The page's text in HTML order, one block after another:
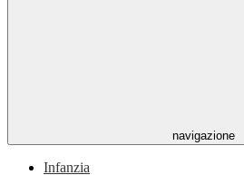
navigazione
Infanzia